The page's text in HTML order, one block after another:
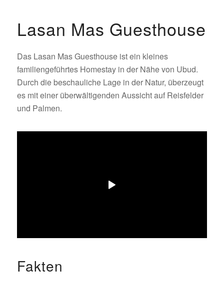
Lasan Mas Guesthouse
Das Lasan Mas Guesthouse ist ein kleines
familiengeführtes Homestay in der Nähe von Ubud.
Durch die beschauliche Lage in der Natur, überzeugt
es mit einer überwältigenden Aussicht auf Reisfelder
und Palmen.
Fakten